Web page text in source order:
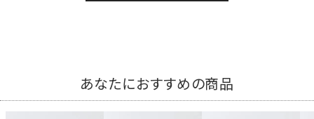
あなたにおすすめの商品